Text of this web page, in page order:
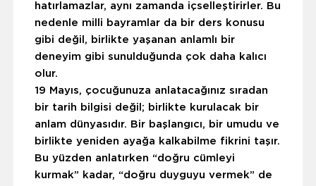
hatırlamazlar, aynı zamanda içselleştirirler. Bu
nedenle milli bayramlar da bir ders konusu
gibi değil, birlikte yaşanan anlamlı bir
deneyim gibi sunulduğunda çok daha kalıcı
olur.
19 Mayıs, çocuğunuza anlatacağınız sıradan
bir tarih bilgisi değil; birlikte kurulacak bir
anlam dünyasıdır. Bir başlangıcı, bir umudu ve
birlikte yeniden ayağa kalkabilme fikrini taşır.
Bu yüzden anlatırken “doğru cümleyi
kurmak” kadar, “doğru duyguyu vermek” de